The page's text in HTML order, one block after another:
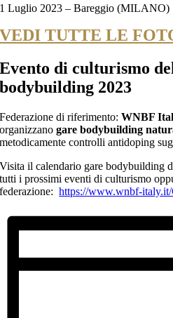
1 Luglio 2023 – Bareggio (MILANO)
VEDI TUTTE LE
Evento di culturismo
bodybuilding 2023
Federazione di riferimento:WNBF
organizzanogare bodybuilding
metodicamente controlli antidoping
Visita il calendario gare bodybuilding
tutti i prossimi eventi di culturismo
federazione:https://www.wnbf-